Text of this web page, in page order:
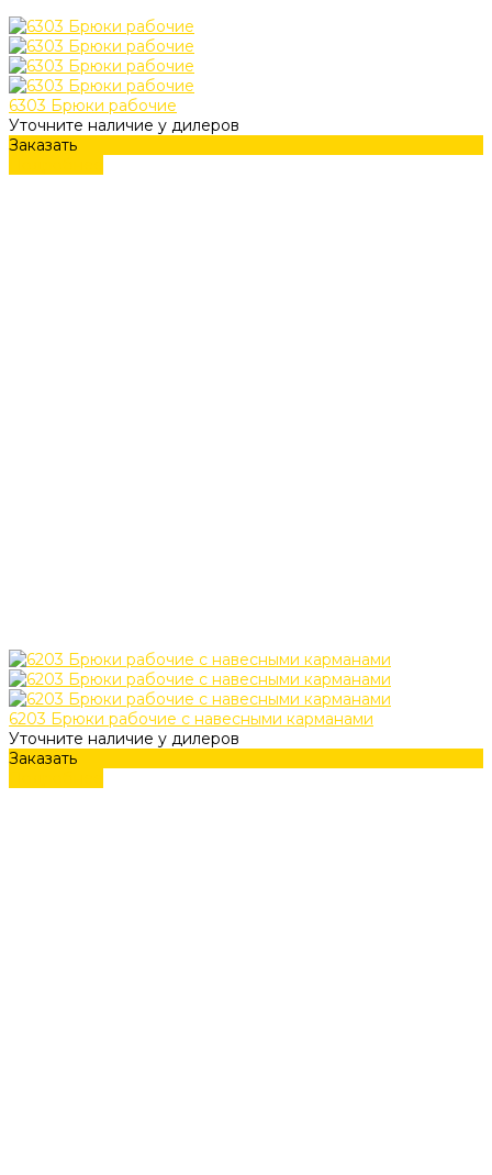
6303 Брюки рабочие
Уточните наличие у дилеров
Заказать
6203 Брюки рабочие с навесными карманами
Уточните наличие у дилеров
Заказать